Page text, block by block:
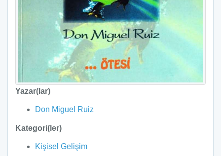
Yazar(lar)
Don Miguel Ruiz
Kategori(ler)
Kişisel Gelişim